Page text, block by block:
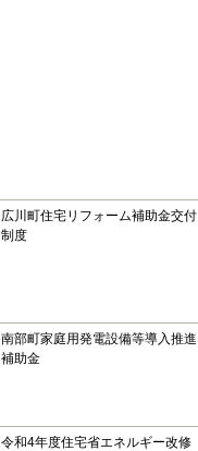
広川町住宅リフォーム補助金交付
制度
南部町家庭用発電設備等導入推進
補助金
令和4年度住宅省エネルギー改修